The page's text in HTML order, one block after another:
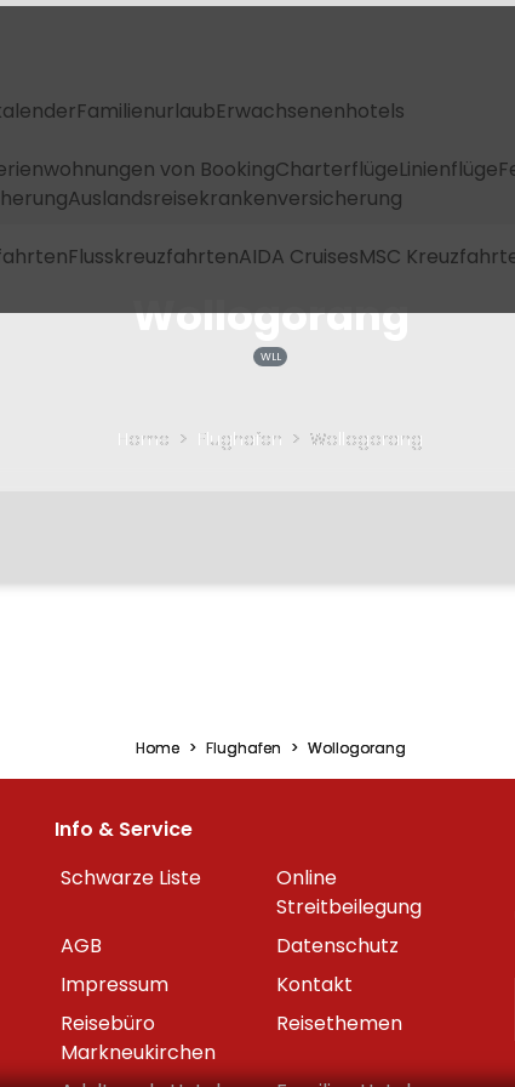
FamilienurlaubErwachsenenhotels
von BookingCharterflügeLinienflüge
Auslandsreisekrankenversicherung
FlusskreuzfahrtenAIDA CruisesMSC
Wollogorang
WLL
Home Flughafen Wollogorang
Home Flughafen Wollogorang
Info & Service
Schwarze Liste
Online
Streitbeilegung
AGB
Datenschutz
Impressum
Kontakt
Reisebüro
Markneukirchen
Reisethemen